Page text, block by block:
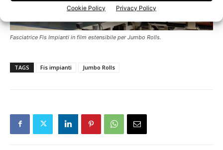
Cookie Policy Privacy Policy
Fasciatrice Fis Impianti in film estensibile per Jumbo Rolls.
TAGS Fis impianti Jumbo Rolls